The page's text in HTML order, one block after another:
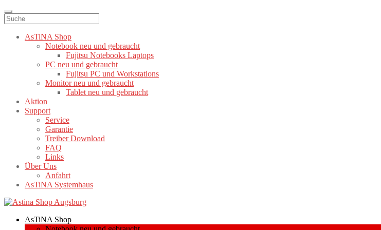
AsTiNA Shop
Notebook neu und gebraucht
Fujitsu Notebooks Laptops
PC neu und gebraucht
Fujitsu PC und Workstations
Monitor neu und gebraucht
Tablet neu und gebraucht
Aktion
Support
Service
Garantie
Treiber Download
FAQ
Links
Über Uns
Anfahrt
AsTiNA Systemhaus
Zur
springen
Zum
springenAsTiNA Shop